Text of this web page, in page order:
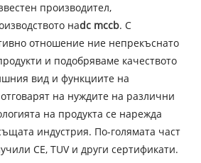
производител,
наdc mccb. С
отношение ние непрекъснато
и подобряваме качеството
вид и функциите на
на нуждите на различни
на продукта се нарежда
индустрия. По-голямата част
CE, TUV и други сертификати.